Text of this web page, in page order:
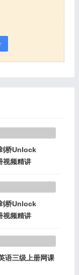
桥Unlock
视频精讲
桥Unlock
视频精讲
语三级上册网课